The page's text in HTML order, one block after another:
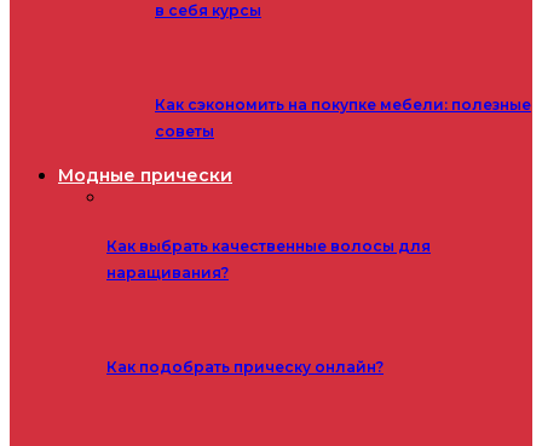
в себя курсы
Как сэкономить на покупке мебели: полезные
советы
Модные прически
Как выбрать качественные волосы для
наращивания?
Как подобрать прическу онлайн?